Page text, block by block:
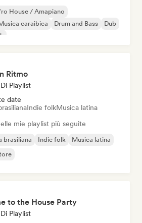
House / Amapiano
caraibica Drum and Bass
Dub
Ritmo
Playlist
date
Indie folkMusica latina
mie playlist più seguite
brasiliana Indie folk
Musica latina
to the House Party
Playlist